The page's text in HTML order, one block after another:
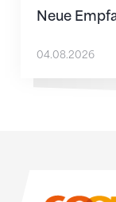
Neue
04.08.2026